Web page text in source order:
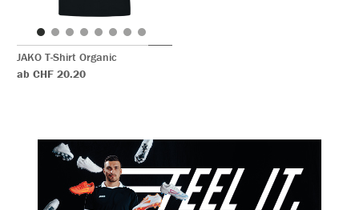
JAKO T-Shirt Organic
ab CHF 20.20